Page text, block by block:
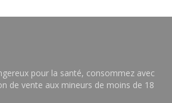
pour la santé, consommez avec
de vente aux mineurs de moins de 18